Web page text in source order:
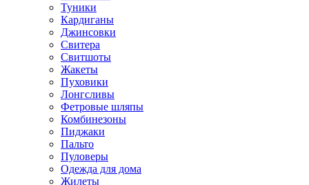
Туники
Кардиганы
Джинсовки
Свитера
Свитшоты
Жакеты
Пуховики
Лонгсливы
Фетровые шляпы
Комбинезоны
Пиджаки
Пальто
Пуловеры
Одежда для дома
Жилеты